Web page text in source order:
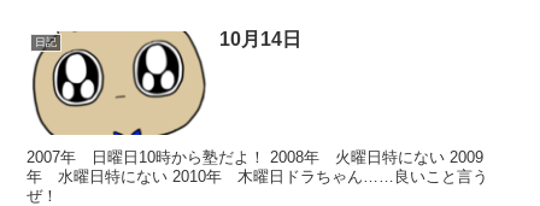
日記 10月14日
2007年 日曜日10時から塾だよ！ 2008年 火曜日特にない 2009
年 水曜日特にない 2010年 木曜日ドラちゃん……良いこと言う
ぜ！